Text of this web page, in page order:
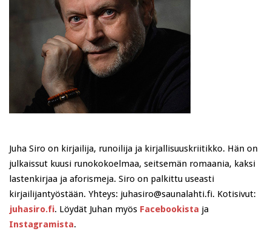
Juha Siro on kirjailija, runoilija ja kirjallisuuskriitikko. Hän on
julkaissut kuusi runokokoelmaa, seitsemän romaania, kaksi
lastenkirjaa ja aforismeja. Siro on palkittu useasti
kirjailijantyöstään. Yhteys: juhasiro@saunalahti.fi. Kotisivut:
juhasiro.fi. Löydät Juhan myös Facebookista ja
Instagramista.